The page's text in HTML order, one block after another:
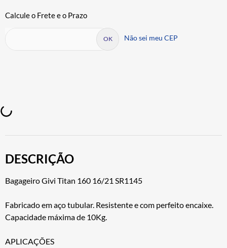
Não sei meu CEP
DESCRIÇÃO
Bagageiro Givi Titan 160 16/21 SR1145
Fabricado em aço tubular. Resistente e com perfeito encaixe.
Capacidade máxima de 10Kg.
APLICAÇÕES